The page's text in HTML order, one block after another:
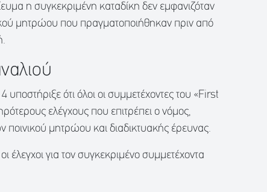
η συγκεκριμένη καταδίκη δεν εμφανιζόταν
μητρώου που πραγματοποιήθηκαν πριν από
ότι όλοι οι συμμετέχοντες του «First
ελέγχους που επιτρέπει ο νόμος,
μητρώου και διαδικτυακής έρευνας.
έλεγχοι για τον συγκεκριμένο συμμετέχοντα